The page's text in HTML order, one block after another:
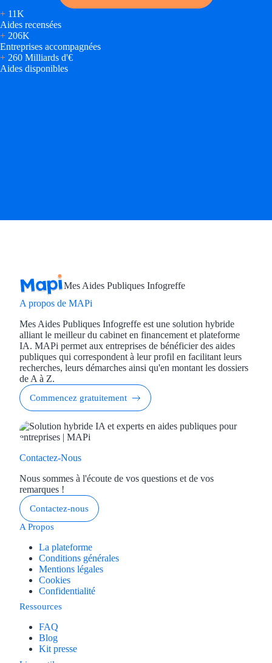
+ 11K
Aides recensées
+ 206K
Entreprises accompagnées
+ 260 Milliards d'€
Aides disponibles
Mes Aides Publiques Infogreffe
A propos de MAPi
Mes Aides Publiques Infogreffe est une solution hybride
alliant le meilleur du cabinet en financement et plateforme
IA. MAPi permet aux entreprises de bénéficier des aides
publiques qui correspondent à leur profil en facilitant leurs
recherches, leurs démarches ainsi qu'en montant les dossiers
de A à Z.
Commencez gratuitement
Contactez-Nous
Nous sommes à l'écoute de vos questions et de vos
remarques !
Contactez-nous
A Propos
La plateforme
Conditions générales
Mentions légales
Cookies
Confidentialité
Ressources
FAQ
Blog
Kit presse